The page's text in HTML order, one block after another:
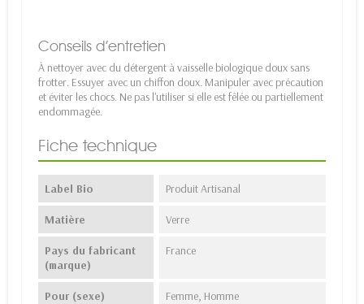
Conseils d’entretien
À nettoyer avec du détergent à vaisselle biologique doux sans
frotter. Essuyer avec un chiffon doux. Manipuler avec précaution
et éviter les chocs. Ne pas l'utiliser si elle est fêlée ou partiellement
endommagée.
Fiche technique
Label Bio Produit Artisanal
Matière Verre
Pays du fabricant
(marque)
France
Pour (sexe) Femme, Homme